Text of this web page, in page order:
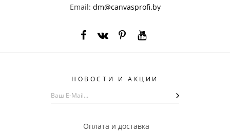
Email: dm@canvasprofi.by
НОВОСТИ И АКЦИИ
Оплата и доставка